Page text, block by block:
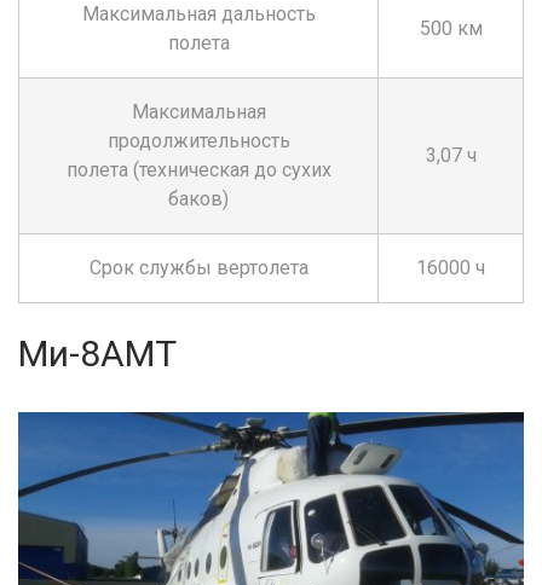
Максимальная дальность
полета
500 км
Максимальная
продолжительность
полета (техническая до сухих
баков)
3,07 ч
Срок службы вертолета 16000 ч
Ми-8АМТ